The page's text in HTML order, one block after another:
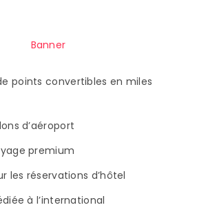
points convertibles en miles
d’aéroport
premium
les réservations d’hôtel
à l’international